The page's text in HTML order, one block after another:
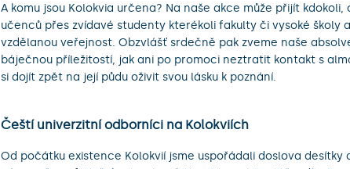
A komu jsou Kolokvia určena? Na naše akce může přijít kdokoli,
učenců přes zvídavé studenty kterékoli fakulty či vysoké školy
vzdělanou veřejnost. Obzvlášť srdečně pak zveme naše
báječnou příležitostí, jak ani po promoci neztratit kontakt s
si dojít zpět na její půdu oživit svou lásku k poznání.
Čeští univerzitní odborníci na Kolokviích
Od počátku existence Kolokvií jsme uspořádali doslova desítky